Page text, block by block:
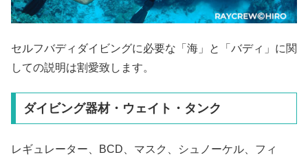
セルフバディダイビングに必要な「海」と「バディ」に関
しての説明は割愛致します。
ダイビング器材・ウェイト・タンク
レギュレーター、BCD、マスク、シュノーケル、フィ